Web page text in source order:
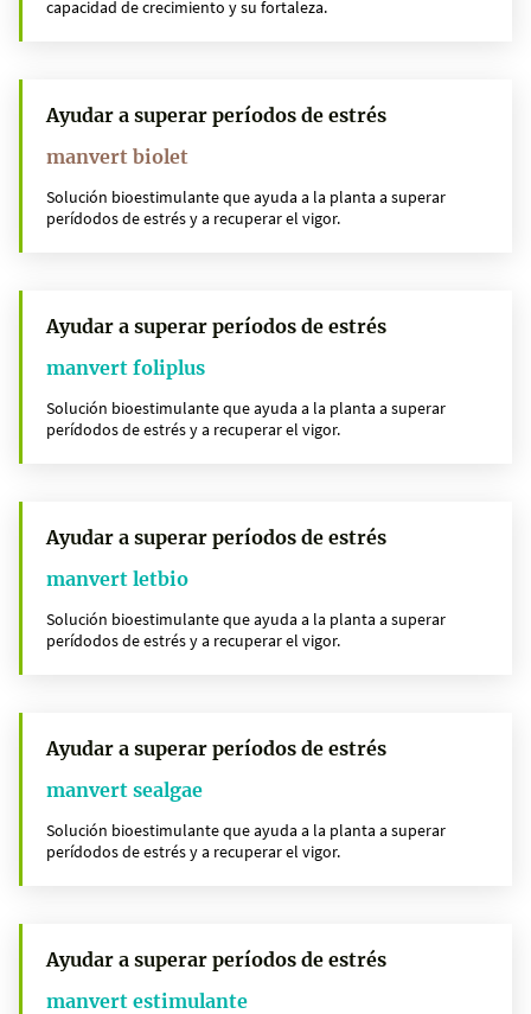
capacidad de crecimiento y su fortaleza.
Ayudar a superar períodos de estrés
manvert biolet
Solución bioestimulante que ayuda a la planta a superar
perídodos de estrés y a recuperar el vigor.
Ayudar a superar períodos de estrés
manvert foliplus
Solución bioestimulante que ayuda a la planta a superar
perídodos de estrés y a recuperar el vigor.
Ayudar a superar períodos de estrés
manvert letbio
Solución bioestimulante que ayuda a la planta a superar
perídodos de estrés y a recuperar el vigor.
Ayudar a superar períodos de estrés
manvert sealgae
Solución bioestimulante que ayuda a la planta a superar
perídodos de estrés y a recuperar el vigor.
Ayudar a superar períodos de estrés
manvert estimulante